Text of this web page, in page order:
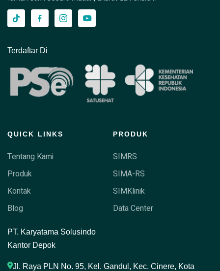
Terdaftar Di
QUICK LINKS
Tentang Kami
Produk
Kontak
Blog
PRODUK
SIMRS
SIMA-RS
SIMKlinik
Data Center
PT. Karyatama Solusindo
Kantor Depok
Jl. Raya PLN No. 95, Kel. Gandul, Kec. Cinere, Kota